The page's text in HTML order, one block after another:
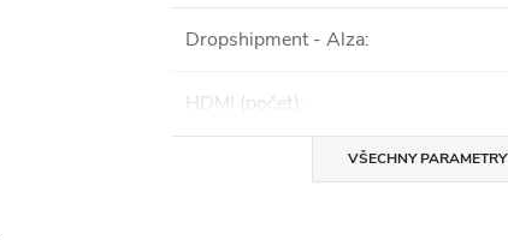
Dropshipment - Alza:
HDMI (počet):
VŠECHNY PARAMETRY